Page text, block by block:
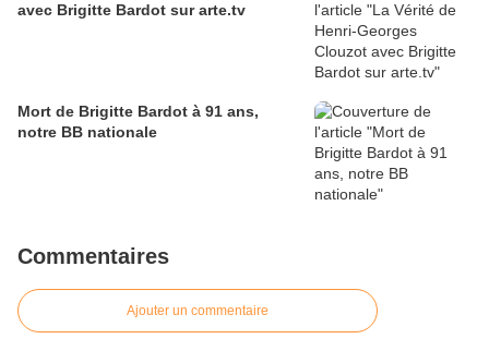
avec Brigitte Bardot sur arte.tv
Mort de Brigitte Bardot à 91 ans,
notre BB nationale
Commentaires
Ajouter un commentaire